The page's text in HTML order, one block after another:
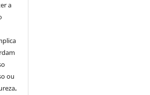
a
ou
.